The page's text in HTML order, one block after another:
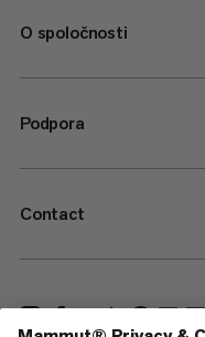
O spoločnosti
Podpora
Contact